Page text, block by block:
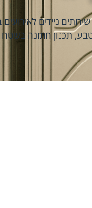
שירותים ניידים
,תכנון חתונה בשטח